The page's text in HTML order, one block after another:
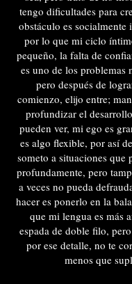
tengo dificultades para
obstáculo es socialmente
por lo que mi ciclo
pequeño, la falta de
es uno de los problemas
pero después de
comienzo, elijo entre;
profundizar el
pueden ver, mi ego es
es algo flexible, por así
someto a situaciones que
profundamente, pero
a veces no pueda
hacer es ponerlo en la
que mi lengua es más
espada de doble filo,
por ese detalle, no te
menos que